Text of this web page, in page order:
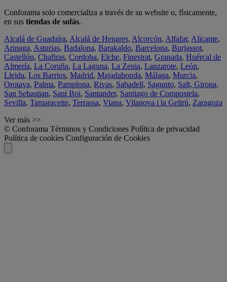
Conforama solo comercializa a través de su website o, físicamente,
en sus tiendas de sofás.
Alcalá de Guadaíra, Alcalá de Henares, Alcorcón, Alfafar, Alicante,
Arinaga, Asturias, Badalona, Barakaldo, Barcelona, Burjassot,
Castellón, Chafiras, Cordoba, Elche, Finestrat, Granada, Huércal de
Almería, La Coruña, La Laguna, La Zenia, Lanzarote, León,
Lleida, Los Barrios, Madrid, Majadahonda, Málaga, Murcia,
Orotava, Palma, Pamplona, Rivas, Sabadell, Sagunto, Salt, Girona,
San Sebastian, Sant Boi, Santander, Santiago de Compostela,
Sevilla, Tamaraceite, Terrassa, Viana, Vilanova i la Geltrú, Zaragoza
Ver más >>
© Conforama Términos y Condiciones Política de privacidad
Política de cookies Configuración de Cookies